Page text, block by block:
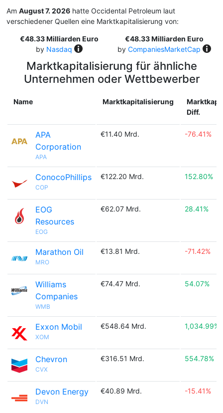
Am August 7. 2026 hatte Occidental Petroleum laut
verschiedener Quellen eine Marktkapitalisierung von:
€48.33 Milliarden Euro
by Nasdaq
€48.33 Milliarden Euro
by CompaniesMarketCap
Marktkapitalisierung für ähnliche
Unternehmen oder Wettbewerber
Name Marktkapitalisierung
Diff.
APA
Corporation
APA
€11.40 Mrd. -76.41%
ConocoPhillips
COP
€122.20 Mrd. 152.80%
EOG
Resources
EOG
€62.07 Mrd. 28.41%
Marathon Oil
MRO
€13.81 Mrd. -71.42%
Williams
Companies
WMB
€74.47 Mrd. 54.07%
Exxon Mobil
XOM
€548.64 Mrd. 1,034.99%
Chevron
CVX
€316.51 Mrd. 554.78%
Devon Energy
DVN
€40.89 Mrd. -15.41%